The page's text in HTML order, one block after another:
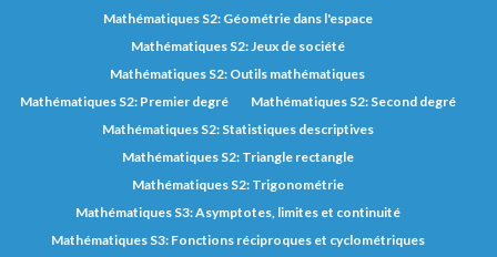
Mathématiques S2: Géométrie dans l'espace
Mathématiques S2: Jeux de société
Mathématiques S2: Outils mathématiques
Mathématiques S2: Premier degré
Mathématiques S2: Second degré
Mathématiques S2: Statistiques descriptives
Mathématiques S2: Triangle rectangle
Mathématiques S2: Trigonométrie
Mathématiques S3: Asymptotes, limites et continuité
Mathématiques S3: Fonctions réciproques et cyclométriques